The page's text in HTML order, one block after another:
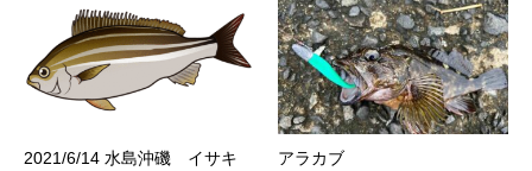
2021/6/14 水島沖磯 イサキ
アラカブ